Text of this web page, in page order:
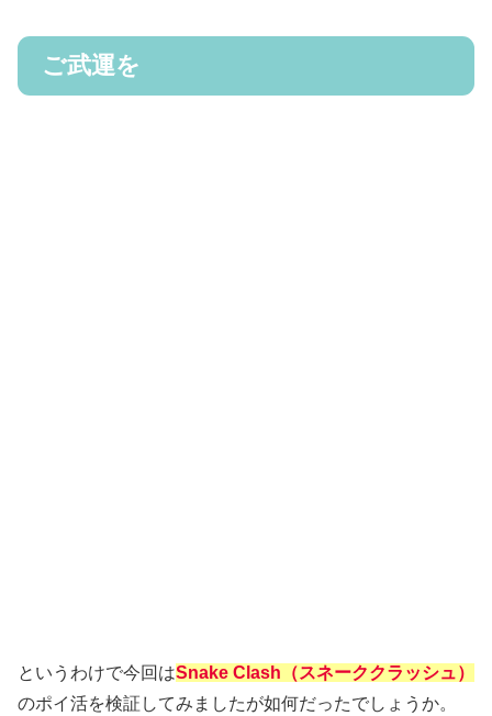
ご武運を
というわけで今回はSnake Clash（スネーククラッシュ）
のポイ活を検証してみましたが如何だったでしょうか。